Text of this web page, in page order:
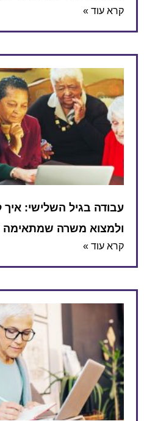
קרא עוד »
עבודה בגיל השלישי: איך
ולמצוא משרה שמתאימה
קרא עוד »